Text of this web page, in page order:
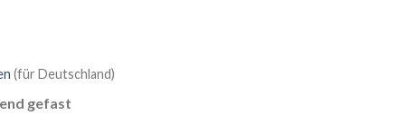
(für Deutschland)
gefast